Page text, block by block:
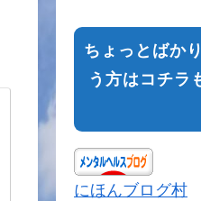
ちょっとばか
う方はコチラ
にほんブログ村